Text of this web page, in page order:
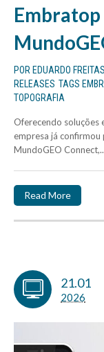
POR EDUARDO FREITAS
RELEASES TAGS
TOPOGRAFIA
Oferecendo soluções
empresa já
MundoGEO
Read More
21.01
2026